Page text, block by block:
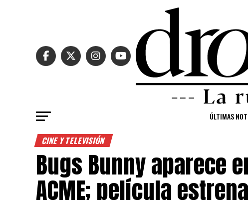
ÚLTIMAS
CINE Y TELEVISIÓN
Bugs Bunny aparece
ACME; película